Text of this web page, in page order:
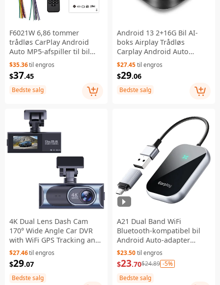
F6021W 6,86 tommer
trådløs CarPlay Android
Auto MP5-afspiller til bil
med HD-backupkamera og
navigationsystem
$35.36til engros
$37.45
Bedste salg
Android 13 2+16G Bil AI-
boks Airplay Trådløs
Carplay Android Auto
Dongle Medbygget Netflix /
Youtube Kabeltil-trådløs
Adapter
$27.45til engros
$29.06
Bedste salg
4K Dual Lens Dash Cam
170° Wide Angle Car DVR
with WiFi GPS Tracking and
Night Vision
$27.46til engros
$29.07
Bedste salg
A21 Dual Band WiFi
Bluetooth-kompatibel bil
Android Auto-adapter
CarPlay-boks fra
kabelbunden til trådløs
dongle
$23.50til engros
$23.70$24.89 -5%
Bedste salg